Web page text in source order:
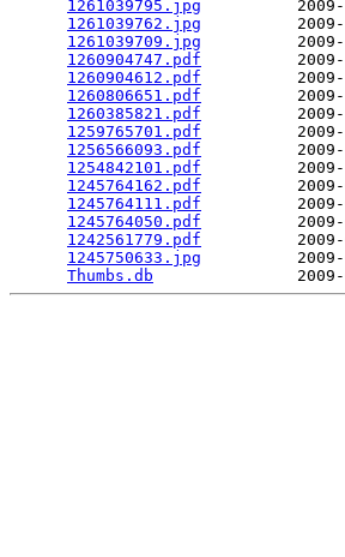
1261039795.jpg
1261039762.jpg
1261039709.jpg
1260904747.pdf
1260904612.pdf
1260806651.pdf
1260385821.pdf
1259765701.pdf
1256566093.pdf
1254842101.pdf
1245764162.pdf
1245764111.pdf
1245764050.pdf
1242561779.pdf
1245750633.jpg
Thumbs.db